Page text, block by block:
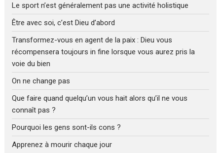
Le sport n’est généralement pas une activité holistique
Être avec soi, c’est Dieu d’abord
Transformez-vous en agent de la paix : Dieu vous
récompensera toujours in fine lorsque vous aurez pris la
voie du bien
On ne change pas
Que faire quand quelqu’un vous hait alors qu’il ne vous
connaît pas ?
Pourquoi les gens sont-ils cons ?
Apprenez à mourir chaque jour